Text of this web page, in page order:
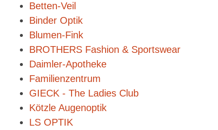
Betten-Veil
Binder Optik
Blumen-Fink
BROTHERS Fashion & Sportswear
Daimler-Apotheke
Familienzentrum
GIECK - The Ladies Club
Kötzle Augenoptik
LS OPTIK